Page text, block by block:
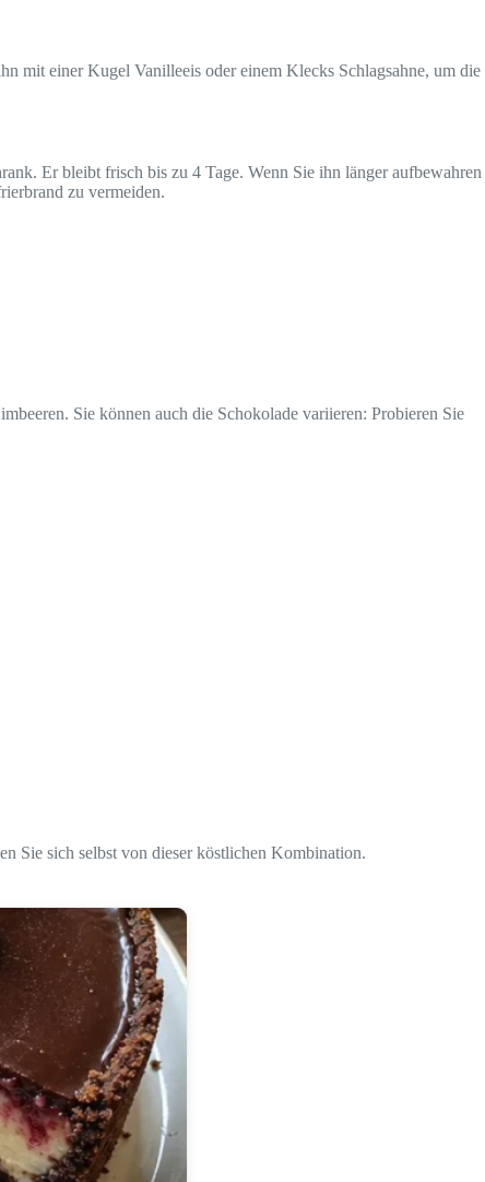
mit einer Kugel Vanilleeis oder einem Klecks Schlagsahne, um die
Er bleibt frisch bis zu 4 Tage. Wenn Sie ihn länger aufbewahren
zu vermeiden.
Sie können auch die Schokolade variieren: Probieren Sie
Sie sich selbst von dieser köstlichen Kombination.